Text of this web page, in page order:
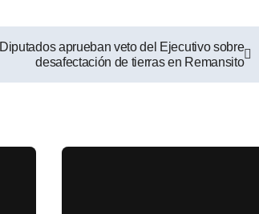
Diputados aprueban veto del Ejecutivo sobre
desafectación de tierras en Remansito